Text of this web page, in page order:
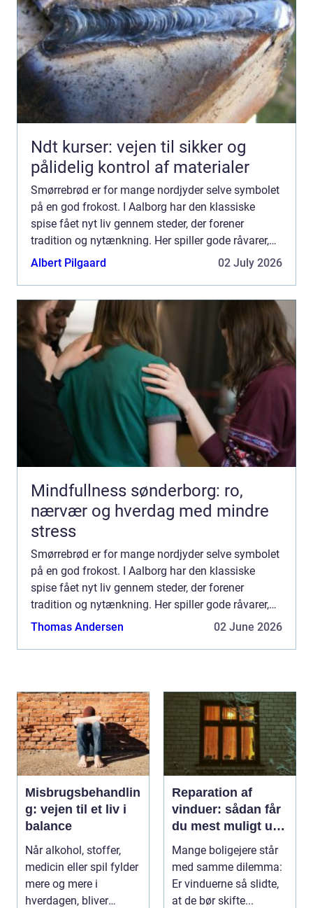
Ndt kurser: vejen til sikker og
pålidelig kontrol af materialer
Smørrebrød er for mange nordjyder selve symbolet
på en god frokost. I Aalborg har den klassiske
spise fået nyt liv gennem steder, der forener
tradition og nytænkning. Her spiller gode råvarer,
lokalt håndværk og kreativ anretning sammen, så
Albert Pilgaard 02 July 2026
Mindfullness sønderborg: ro,
nærvær og hverdag med mindre
stress
Smørrebrød er for mange nordjyder selve symbolet
på en god frokost. I Aalborg har den klassiske
spise fået nyt liv gennem steder, der forener
tradition og nytænkning. Her spiller gode råvarer,
lokalt håndværk og kreativ anretning sammen, så
Thomas Andersen 02 June 2026
Misbrugsbehandlin
g: vejen til et liv i
balance
Når alkohol, stoffer,
medicin eller spil fylder
mere og mere i
hverdagen, bliver
Reparation af
vinduer: sådan får
du mest muligt ud
af dine gamle
vinduer
Mange boligejere står
med samme dilemma:
Er vinduerne så slidte,
at de bør skifte...